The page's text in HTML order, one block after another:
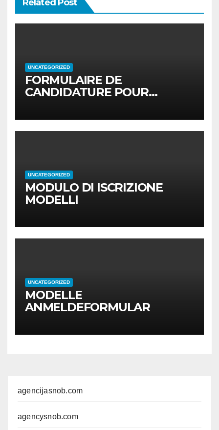
Related Post
UNCATEGORIZED
FORMULAIRE DE
CANDIDATURE POUR
UNCATEGORIZED
MODULO DI ISCRIZIONE
MODELLI
UNCATEGORIZED
MODELLE
ANMELDEFORMULAR
agencijasnob.com
agencysnob.com